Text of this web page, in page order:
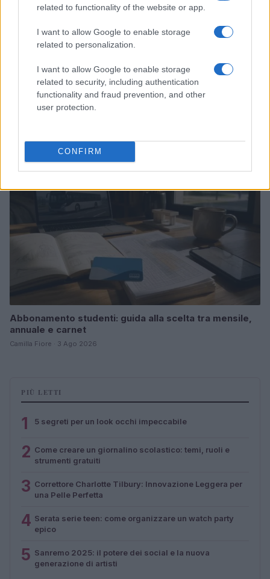
related to functionality of the website or app.
I want to allow Google to enable storage
related to personalization.
I want to allow Google to enable storage
related to security, including authentication
functionality and fraud prevention, and other
user protection.
CONFIRM
Guida al giornalino teen: linea editoriale, ruoli e
strumenti gratis
TEEN NEWS
Abbonamento studenti: guida alla scelta tra mensile,
annuale e carnet
Camilla Fiore · 3 Ago 2026
PIÙ LETTI
1 5 segreti per un look occhi impeccabile
2 Come creare un giornalino scolastico: temi, ruoli e
strumenti gratuiti
3 Correttore Charlotte Tilbury: Innovazione Leggera per
una Pelle Perfetta
4 Serata serie teen: come organizzare un watch party
epico
5 Sanremo 2025: il potere dei social e la nuova
generazione di artisti